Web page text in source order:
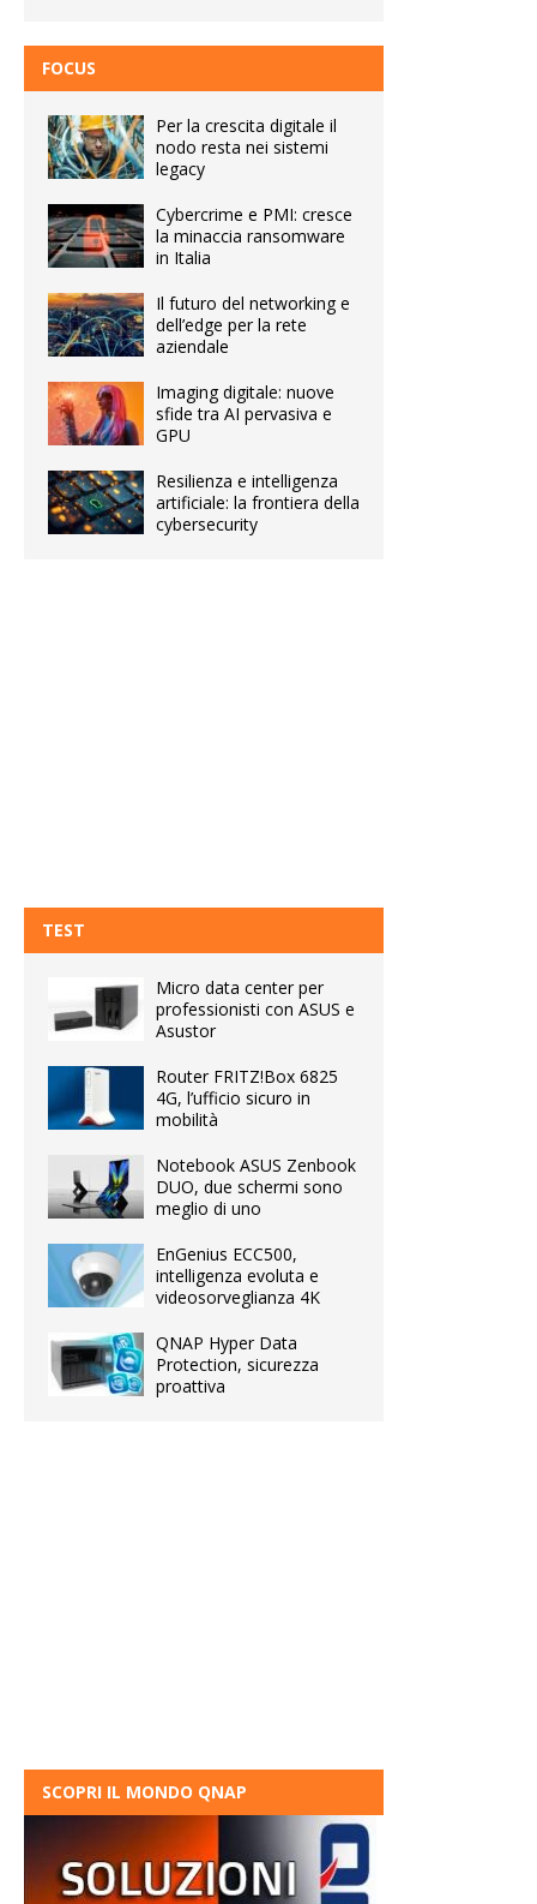
FOCUS
Per la crescita digitale il
nodo resta nei sistemi
legacy
Cybercrime e PMI: cresce
la minaccia ransomware
in Italia
Il futuro del networking e
dell’edge per la rete
aziendale
Imaging digitale: nuove
sfide tra AI pervasiva e
GPU
Resilienza e intelligenza
artificiale: la frontiera della
cybersecurity
TEST
Micro data center per
professionisti con ASUS e
Asustor
Router FRITZ!Box 6825
4G, l’ufficio sicuro in
mobilità
Notebook ASUS Zenbook
DUO, due schermi sono
meglio di uno
EnGenius ECC500,
intelligenza evoluta e
videosorveglianza 4K
QNAP Hyper Data
Protection, sicurezza
proattiva
SCOPRI IL MONDO QNAP